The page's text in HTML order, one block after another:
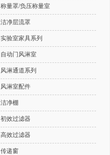
称量罩/负压称量室
洁净层流罩
实验室家具系列
自动门风淋室
风淋通道系列
风淋室配件
洁净棚
初效过滤器
高效过滤器
传递窗